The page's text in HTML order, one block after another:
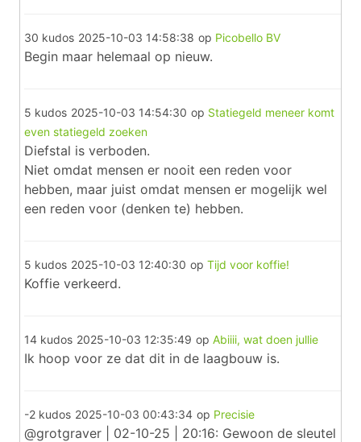
30 kudos 2025-10-03 14:58:38 op Picobello BV
Begin maar helemaal op nieuw.
5 kudos 2025-10-03 14:54:30 op Statiegeld meneer komt
even statiegeld zoeken
Diefstal is verboden.
Niet omdat mensen er nooit een reden voor
hebben, maar juist omdat mensen er mogelijk wel
een reden voor (denken te) hebben.
5 kudos 2025-10-03 12:40:30 op Tijd voor koffie!
Koffie verkeerd.
14 kudos 2025-10-03 12:35:49 op Abiiii, wat doen jullie
Ik hoop voor ze dat dit in de laagbouw is.
-2 kudos 2025-10-03 00:43:34 op Precisie
@grotgraver | 02-10-25 | 20:16: Gewoon de sleutel